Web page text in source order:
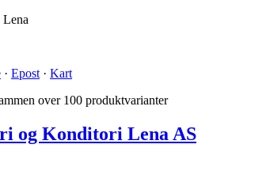
Lena
· Epost · Kart
over 100 produktvarianter
og Konditori Lena AS